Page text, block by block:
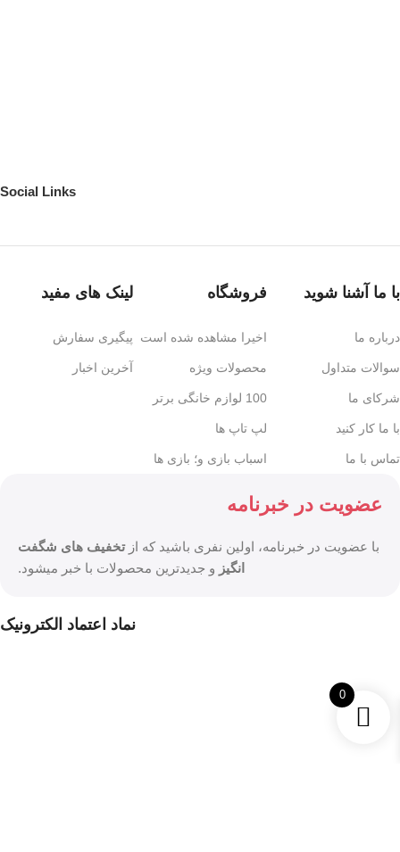
Social Links
با ما آشنا شوید
درباره ما
سوالات متداول
شرکای ما
با ما کار کنید
تماس با ما
فروشگاه
اخیرا مشاهده شده است
محصولات ویژه
100 لوازم خانگی برتر
لپ تاپ ها
اسباب بازی و؛ بازی ها
لینک های مفید
پیگیری سفارش
آخرین اخبار
عضویت در خبرنامه
با عضویت در خبرنامه، اولین نفری باشید که ازتخفیف های شگفت
انگیز و جدیدترین محصولات با خبر میشود.
نماد اعتماد الکترونیک
0